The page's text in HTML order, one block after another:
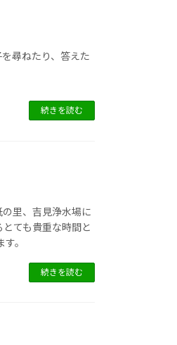
尋ねたり、答えた
続きを読む
里、吉見浄水場に
ても貴重な時間と
。
続きを読む